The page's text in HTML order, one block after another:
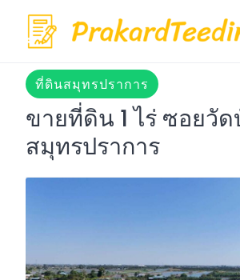
content
ที่ดินสมุทรปราการ
ขายที่ดิน 1 ไร่ ซอยวัด
สมุทรปราการ